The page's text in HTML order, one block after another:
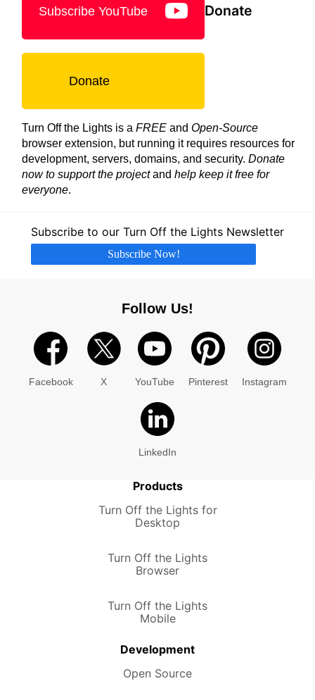
Subscribe YouTube Donate
Donate
Turn Off the Lights is a FREE and Open-Source
browser extension, but running it requires resources for
development, servers, domains, and security. Donate
now to support the projectand help keep it free for
everyone.
Subscribe to our Turn Off the Lights Newsletter
Subscribe Now!
Follow Us!
Facebook X YouTube Pinterest Instagram
LinkedIn
Products
Turn Off the Lights for
Desktop
Turn Off the Lights
Browser
Turn Off the Lights
Mobile
Development
Open Source